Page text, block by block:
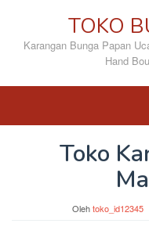
konten
TOKO
Karangan Bunga Papan
Hand
Toko
Olehtoko_id12345